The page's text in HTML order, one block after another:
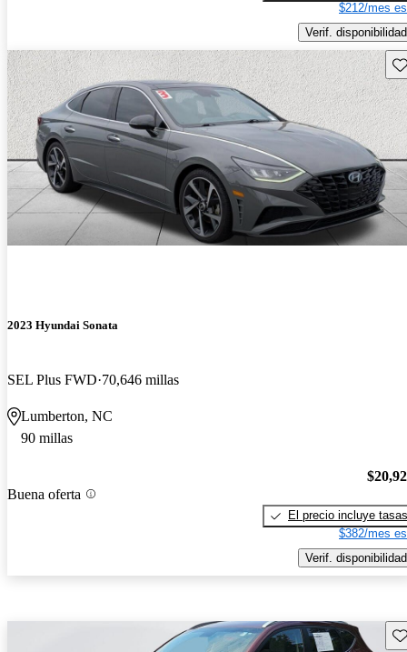
$212/mes
Verif. disponibilidad
2023 Hyundai Sonata
SEL Plus FWD 70,646 millas
Lumberton, NC
90 millas
Buena oferta
El precio incluye tasas
$382/mes
Verif. disponibilidad